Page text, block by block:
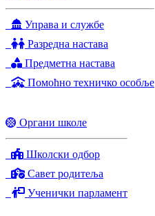
Управа и службе
Разредна настава
Предметна настава
Помоћно техничко особље
Органи школе
Школски одбор
Савет родитеља
Ученички парламент